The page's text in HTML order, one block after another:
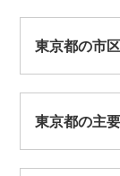
形で
うご
東京都の市
東京都の主